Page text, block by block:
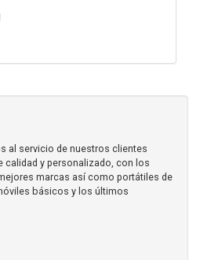
al servicio de nuestros clientes
calidad y personalizado, con los
marcas así como portátiles de
básicos y los últimos